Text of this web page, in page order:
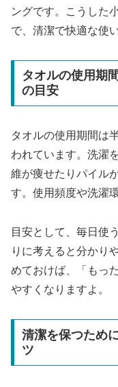
ングです。こうした
で、清潔で快適な使
タオルの使用期
の目安
タオルの使用期間は
われています。洗濯
維が痩せたりパイル
す。使用頻度や洗濯
目安として、毎日使
りに考えると分かり
めておけば、「もっ
やすくなりますよ。
清潔を保つため
ツ